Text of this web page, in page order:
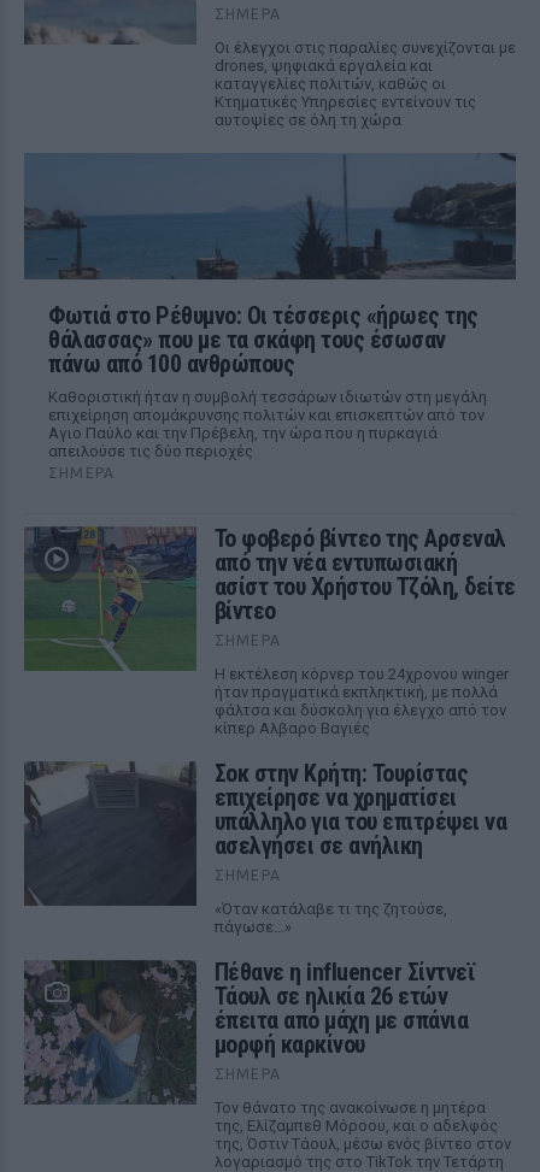
ΣΉΜΕΡΑ
Οι έλεγχοι στις παραλίες συνεχίζονται με
drones, ψηφιακά εργαλεία και
καταγγελίες πολιτών, καθώς οι
Κτηματικές Υπηρεσίες εντείνουν τις
αυτοψίες σε όλη τη χώρα
Φωτιά στο Ρέθυμνο: Οι τέσσερις «ήρωες της
θάλασσας» που με τα σκάφη τους έσωσαν
πάνω από 100 ανθρώπους
Καθοριστική ήταν η συμβολή τεσσάρων ιδιωτών στη μεγάλη
επιχείρηση απομάκρυνσης πολιτών και επισκεπτών από τον
Αγιο Παύλο και την Πρέβελη, την ώρα που η πυρκαγιά
απειλούσε τις δύο περιοχές
ΣΉΜΕΡΑ
Το φοβερό βίντεο της Αρσεναλ
από την νέα εντυπωσιακή
ασίστ του Χρήστου Τζόλη, δείτε
βίντεο
ΣΉΜΕΡΑ
Η εκτέλεση κόρνερ του 24χρονου winger
ήταν πραγματικά εκπληκτική, με πολλά
φάλτσα και δύσκολη για έλεγχο από τον
κίπερ Αλβαρο Βαγιές
Σοκ στην Κρήτη: Τουρίστας
επιχείρησε να χρηματίσει
υπάλληλο για του επιτρέψει να
ασελγήσει σε ανήλικη
ΣΉΜΕΡΑ
«Όταν κατάλαβε τι της ζητούσε,
πάγωσε...»
Πέθανε η influencer Σίντνεϊ
Τάουλ σε ηλικία 26 ετών
έπειτα από μάχη με σπάνια
μορφή καρκίνου
ΣΉΜΕΡΑ
Τον θάνατο της ανακοίνωσε η μητέρα
της, Ελίζαμπεθ Μόροου, και ο αδελφός
της, Όστιν Τάουλ, μέσω ενός βίντεο στον
λογαριασμό της στο TikTok την Τετάρτη